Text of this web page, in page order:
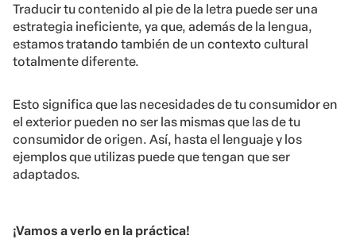
Traducir tu contenido al pie de la letra puede ser una
estrategia ineficiente, ya que, además de la lengua,
estamos tratando también de un contexto cultural
totalmente diferente.
Esto significa que las necesidades de tu consumidor en
el exterior pueden no ser las mismas que las de tu
consumidor de origen. Así, hasta el lenguaje y los
ejemplos que utilizas puede que tengan que ser
adaptados.
¡Vamos a verlo en la práctica!